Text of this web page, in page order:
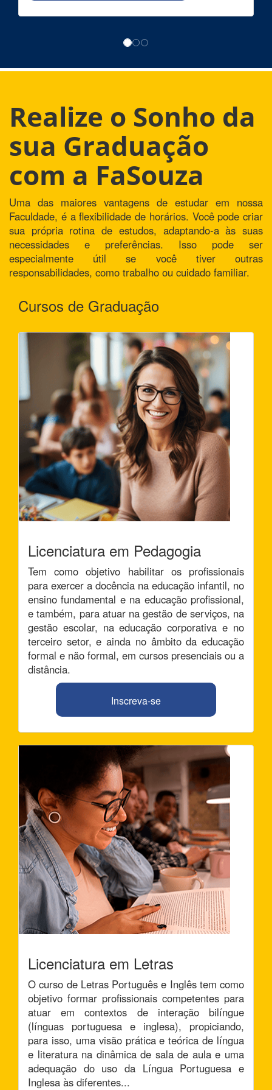
Realize o Sonho da
sua Graduação
com a FaSouza
Uma das maiores vantagens de estudar em nossa
Faculdade, é a flexibilidade de horários. Você pode criar
sua própria rotina de estudos, adaptando-a às suas
necessidades e preferências. Isso pode ser
especialmente útil se você tiver outras
responsabilidades, como trabalho ou cuidado familiar.
Cursos de Graduação
Licenciatura em Pedagogia
Tem como objetivo habilitar os profissionais
para exercer a docência na educação infantil, no
ensino fundamental e na educação profissional,
e também, para atuar na gestão de serviços, na
gestão escolar, na educação corporativa e no
terceiro setor, e ainda no âmbito da educação
formal e não formal, em cursos presenciais ou a
distância.
Inscreva-se
Licenciatura em Letras
O curso de Letras Português e Inglês tem como
objetivo formar profissionais competentes para
atuar em contextos de interação bilíngue
(línguas portuguesa e inglesa), propiciando,
para isso, uma visão prática e teórica de língua
e literatura na dinâmica de sala de aula e uma
adequação do uso da Língua Portuguesa e
Inglesa às diferentes...